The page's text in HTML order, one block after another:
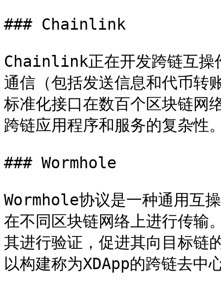
### Chainlink
Chainlink正在开发跨链互操
通信（包括发送信息和代币转
标准化接口在数百个区块链网
跨链应用程序和服务的复杂性
### Wormhole
Wormhole协议是一种通用互
在不同区块链网络上进行传输
其进行验证，促进其向目标链
以构建称为XDApp的跨链去中